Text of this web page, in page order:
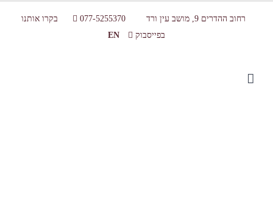
רחוב ההדרים 9, מושב עין ורד 077-5255370
בקרו אותנו
בפייסבוק
EN